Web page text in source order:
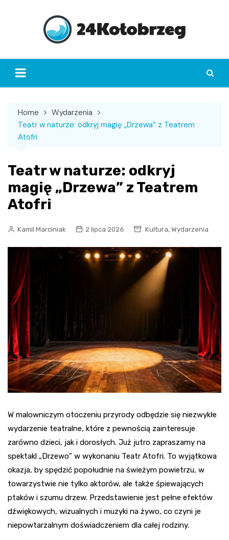
Home
Wydarzenia
Teatr w naturze: odkryj magię „Drzewa” z Teatrem
Atofri
Teatr w naturze: odkryj
magię „Drzewa” z Teatrem
Atofri
Kamil Marciniak 2 lipca 2026 Kultura, Wydarzenia
W malowniczym otoczeniu przyrody odbędzie się niezwykłe
wydarzenie teatralne, które z pewnością zainteresuje
zarówno dzieci, jak i dorosłych. Już jutro zapraszamy na
spektakl „Drzewo” w wykonaniu Teatr Atofri. To wyjątkowa
okazja, by spędzić popołudnie na świeżym powietrzu, w
towarzystwie nie tylko aktorów, ale także śpiewających
ptaków i szumu drzew. Przedstawienie jest pełne efektów
dźwiękowych, wizualnych i muzyki na żywo, co czyni je
niepowtarzalnym doświadczeniem dla całej rodziny.